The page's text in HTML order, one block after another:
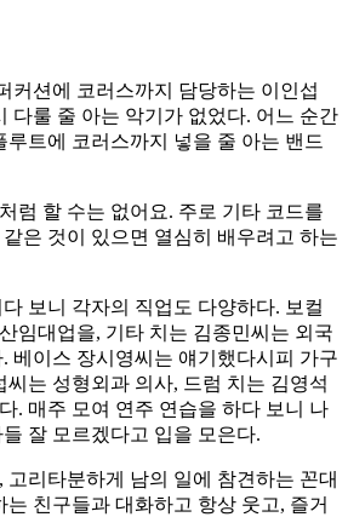
커션에 코러스까지 담당하는 이인섭
다룰 줄 아는 악기가 없었다. 어느 순간
루트에 코러스까지 넣을 줄 아는 밴드
럼 할 수는 없어요. 주로 기타 코드를
은 것이 있으면 열심히 배우려고 하는
보니 각자의 직업도 다양하다. 보컬
임대업을, 기타 치는 김종민씨는 외국
베이스 장시영씨는 얘기했다시피 가구
씨는 성형외과 의사, 드럼 치는 김영석
. 매주 모여 연주 연습을 하다 보니 나
잘 모르겠다고 입을 모은다.
고리타분하게 남의 일에 참견하는 꼰대
는 친구들과 대화하고 항상 웃고, 즐거